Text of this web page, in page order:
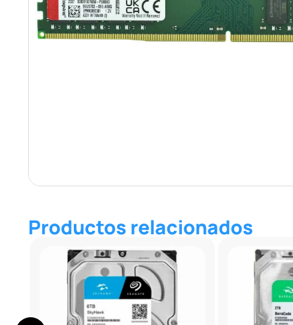
Productos relacionados